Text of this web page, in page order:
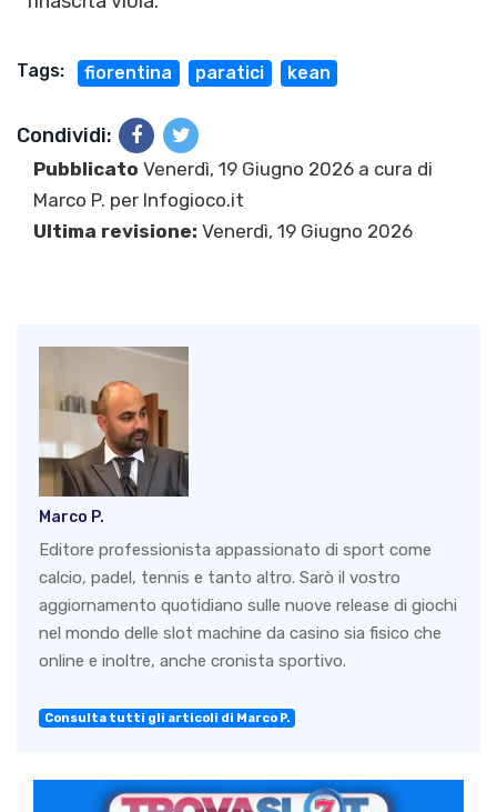
Tags: fiorentina paratici kean
Condividi:
Pubblicato Venerdì, 19 Giugno 2026 a cura di
Marco P. per Infogioco.it
Ultima revisione: Venerdì, 19 Giugno 2026
Marco P.
Editore professionista appassionato di sport come
calcio, padel, tennis e tanto altro. Sarò il vostro
aggiornamento quotidiano sulle nuove release di giochi
nel mondo delle slot machine da casino sia fisico che
online e inoltre, anche cronista sportivo.
Consulta tutti gli articoli di Marco P.